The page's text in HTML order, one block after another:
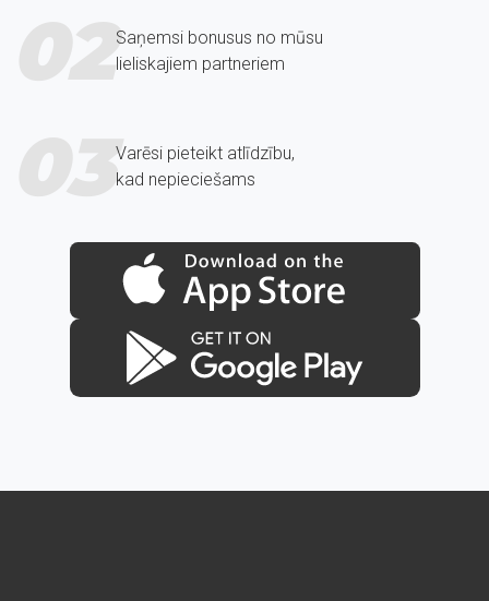
02Saņemsi bonusus no mūsu
lieliskajiem partneriem
03Varēsi pieteikt atlīdzību,
kad nepieciešams